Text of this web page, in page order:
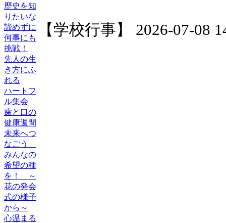
歴史を知
りたいな
諦めずに
何事にも
挑戦！
先人の生
き方にふ
れる
ハートフ
ル集会
歯と口の
健康週間
未来へつ
なごう
みんなの
希望の種
を！ ～
花の発会
式の様子
から～
心温まる
【学校行事】 2026-07-08